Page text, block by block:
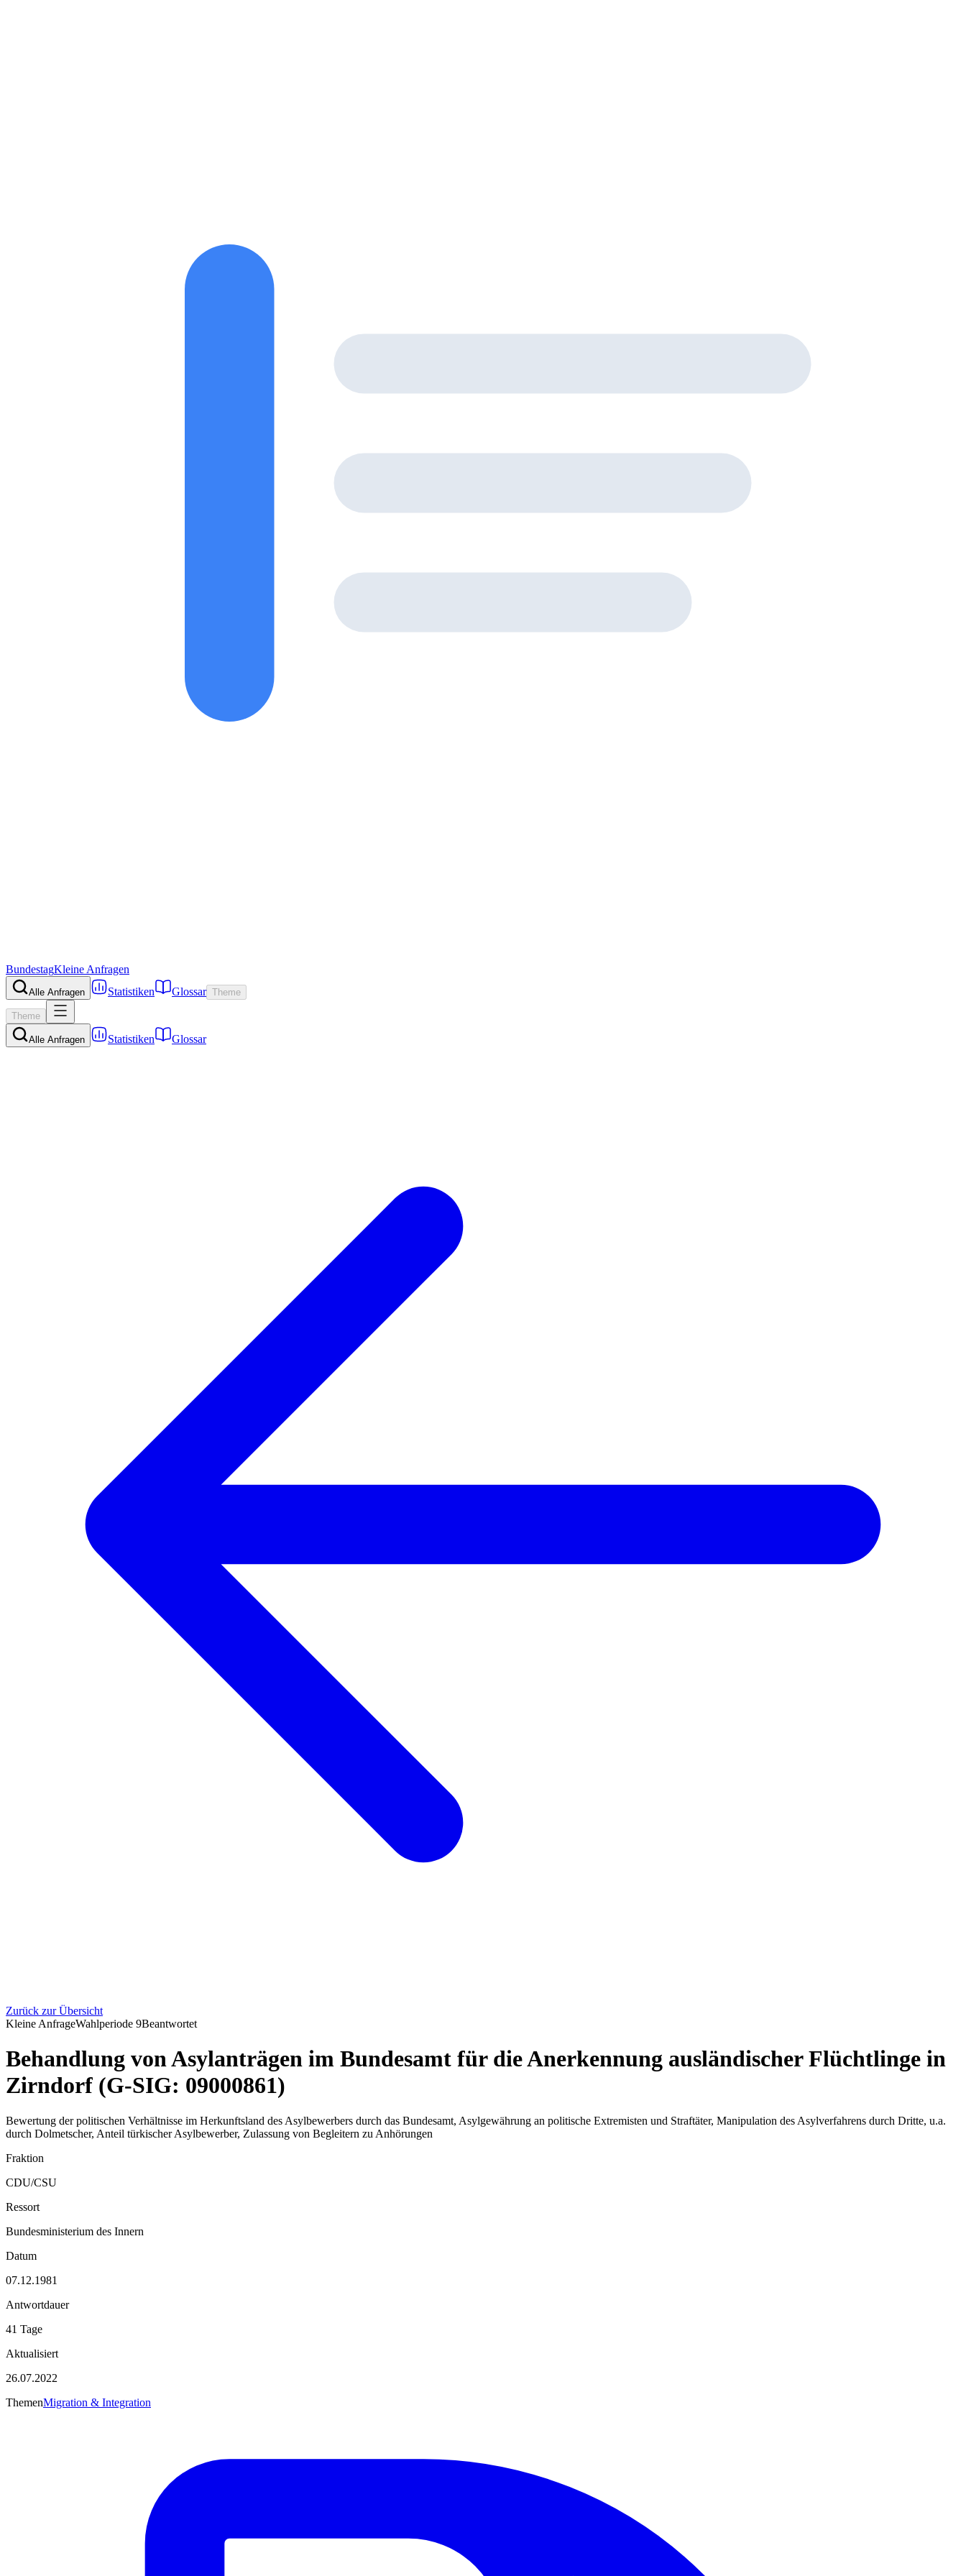
BundestagKleine Anfragen
Alle Anfragen Statistiken Glossar Theme
Theme
Alle Anfragen Statistiken Glossar
Zurück zur Übersicht
Kleine AnfrageWahlperiode 9Beantwortet
Behandlung von Asylanträgen im Bundesamt für die Anerkennung ausländischer Flüchtlinge in
Zirndorf (G-SIG: 09000861)
Bewertung der politischen Verhältnisse im Herkunftsland des Asylbewerbers durch das Bundesamt, Asylgewährung an politische Extremisten und Straftäter, Manipulation des Asylverfahrens durch Dritte, u.a.
durch Dolmetscher, Anteil türkischer Asylbewerber, Zulassung von Begleitern zu Anhörungen
Fraktion
CDU/CSU
Ressort
Bundesministerium des Innern
Datum
07.12.1981
Antwortdauer
41 Tage
Aktualisiert
26.07.2022
ThemenMigration & Integration